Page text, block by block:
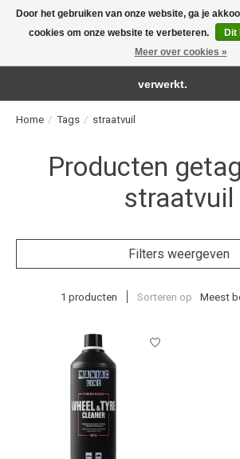
For the real detailing products!
Home / Tags / straatvuil
Producten
straatvuil
Filters weergeven
1 producten Sorteren op Meest
Door het gebruiken van onze website, ga je
cookies om onze website te verbeteren.
Dit
Meer over cookies »
← Keer terug naar de backofficeDeze
Eventueel geplaatste orders zullen niet
verwerkt.